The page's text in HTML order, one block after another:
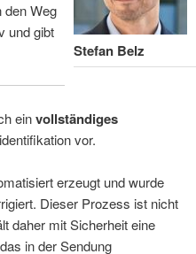
Stefan Belz
den Weg
und gibt
einvollständiges
vor.
erzeugt und wurde
Dieser Prozess ist nicht
daher mit Sicherheit eine
in der Sendung